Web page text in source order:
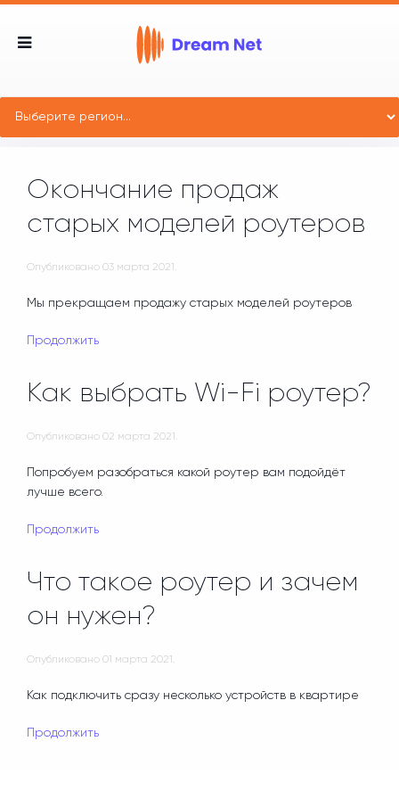
Окончание продаж
старых моделей роутеров
Опубликовано 03 марта 2021 .
Мы прекращаем продажу старых моделей роутеров
Продолжить
Как выбрать Wi-Fi роутер?
Опубликовано 02 марта 2021 .
Попробуем разобраться какой роутер вам подойдёт
лучше всего.
Продолжить
Что такое роутер и зачем
он нужен?
Опубликовано 01 марта 2021 .
Как подключить сразу несколько устройств в квартире
Продолжить